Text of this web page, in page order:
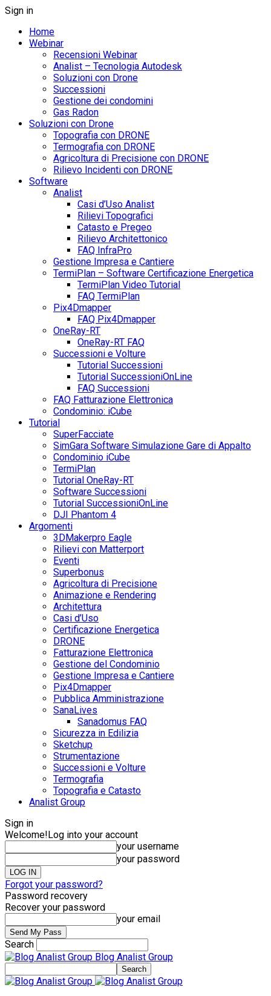
Sign in
Home
Webinar
Recensioni Webinar
Analist – Tecnologia Autodesk
Soluzioni con Drone
Successioni
Gestione dei condomini
Gas Radon
Soluzioni con Drone
Topografia con DRONE
Termografia con DRONE
Agricoltura di Precisione con DRONE
Rilievo Incidenti con DRONE
Software
Analist
Casi d’Uso Analist
Rilievi Topografici
Catasto e Pregeo
Rilievo Architettonico
FAQ InfraPro
Gestione Impresa e Cantiere
TermiPlan – Software Certificazione Energetica
TermiPlan Video Tutorial
FAQ TermiPlan
Pix4Dmapper
FAQ Pix4Dmapper
OneRay-RT
OneRay-RT FAQ
Successioni e Volture
Tutorial Successioni
Tutorial SuccessioniOnLine
FAQ Successioni
FAQ Fatturazione Elettronica
Condominio: iCube
Tutorial
SuperFacciate
SimGara Software Simulazione Gare di Appalto
Condominio iCube
TermiPlan
Tutorial OneRay-RT
Software Successioni
Tutorial SuccessioniOnLine
DJI Phantom 4
Argomenti
3DMakerpro Eagle
Rilievi con Matterport
Eventi
Superbonus
Agricoltura di Precisione
Animazione e Rendering
Architettura
Casi d’Uso
Certificazione Energetica
DRONE
Fatturazione Elettronica
Gestione del Condominio
Gestione Impresa e Cantiere
Pix4Dmapper
Pubblica Amministrazione
SanaLives
Sanadomus FAQ
Sicurezza in Edilizia
Sketchup
Strumentazione
Successioni e Volture
Termografia
Topografia e Catasto
Analist Group
Sign in
Welcome!Log into your account
your username
your password
Forgot your password?
Password recovery
Recover your password
your email
Search
Blog Analist Group